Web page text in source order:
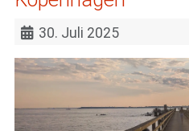
30. Juli 2025